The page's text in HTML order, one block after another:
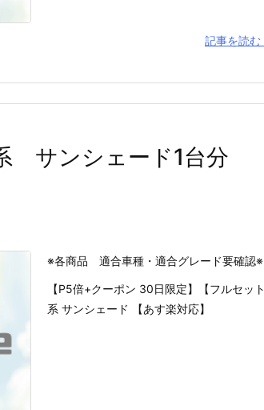
記事を読む
サンシェード1台分
※各商品 適合車種・適合グレード要確認※
【P5倍+クーポン 30日限定】【フルセッ
系 サンシェード 【あす楽対応】